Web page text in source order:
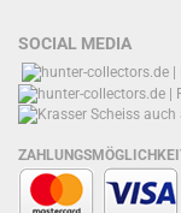
SOCIAL MEDIA